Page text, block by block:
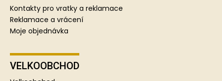
Kontakty pro vratky a reklamace
Reklamace a vrácení
Moje objednávka
VELKOOBCHOD